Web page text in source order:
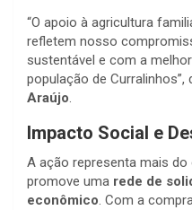
“O apoio à agricultura
refletem nosso
sustentável e com a
população de
Araújo.
Impacto Social e
A ação representa mais do
promove uma rede de
econômico. Com a